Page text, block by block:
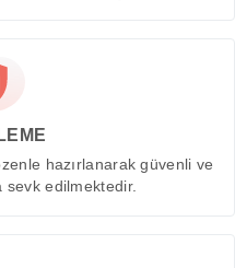
hazırlanarak güvenli ve
sevk edilmektedir.